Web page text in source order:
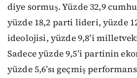
diye sormuş. Yüzde 32,9
yüzde 18,2 parti lideri, yüzde
ideolojisi, yüzde 9,8’i
Sadece yüzde 9,5’i partinin
yüzde 5,6’sı geçmiş